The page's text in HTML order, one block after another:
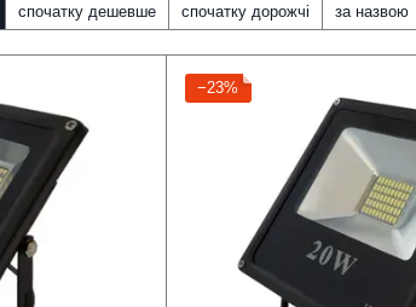
спочатку дешевше спочатку дорожчі за назвою
−23%